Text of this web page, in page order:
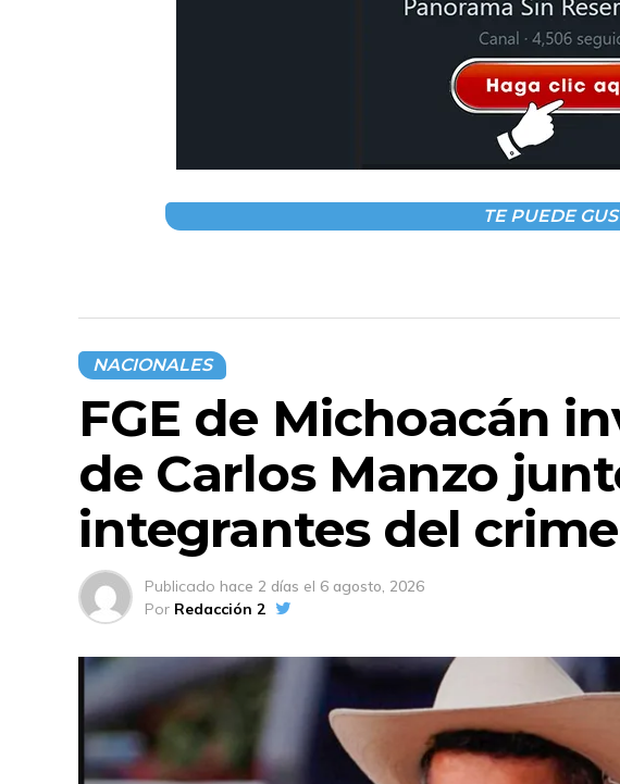
TE PUEDE
NACIONALES
FGE de Michoacán
de Carlos Manzo
integrantes del
Publicado hace 2 días el 6 agosto, 2026
Por Redacción 2